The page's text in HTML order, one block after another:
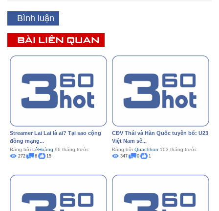
Bình luận
BÀI LIÊN QUAN
Streamer Lai Lai là ai? Tại sao cộng
đồng mạng...
Đăng bởi LêHoàng 96 tháng trước
272 6 15
CĐV Thái và Hàn Quốc tuyên bố: U23
Việt Nam sẽ...
Đăng bởi Quachhon 103 tháng trước
347 0 1